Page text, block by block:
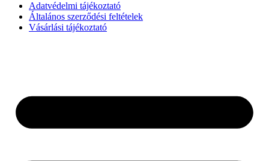
Adatvédelmi tájékoztató
Általános szerződési feltételek
Vásárlási tájékoztató